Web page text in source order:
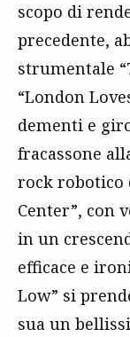
scopo di
precedente,
strumentale
“London
dementi e
fracassone
rock robotico
Center”, con
in un
efficace e
Low” si
sua un